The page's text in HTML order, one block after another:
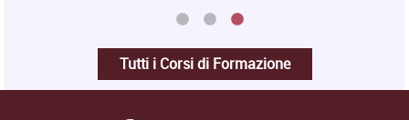
Tutti i Corsi di Formazione